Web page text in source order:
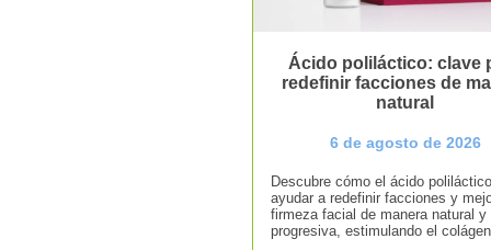
Ácido poliláctico: clave
redefinir facciones de
natural
6 de agosto de 2026
Descubre cómo el ácido
ayudar a redefinir facciones y
firmeza facial de manera natural y
progresiva, estimulando el